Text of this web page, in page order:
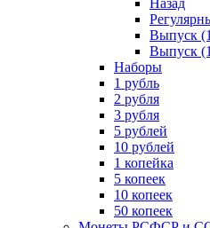
Назад
Выпуск
Выпуск
Наборы
1 рубль
2 рубля
3 рубля
5 рублей
10 рублей
1 копейка
5 копеек
10 копеек
50 копеек